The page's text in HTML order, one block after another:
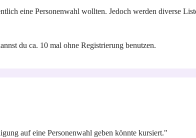
eine Personenwahl wollten. Jedoch werden diverse
du ca. 10 mal ohne Registrierung benutzen.
auf eine Personenwahl geben könnte kursiert."